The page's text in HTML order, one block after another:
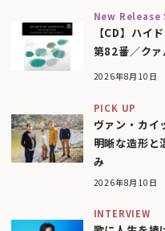
New
【CD】ハイ
第82番／ク
2026年8月10日
PICK UP
ヴァン・カイ
明晰な造形と
み
2026年8月10日
INTERVIEW